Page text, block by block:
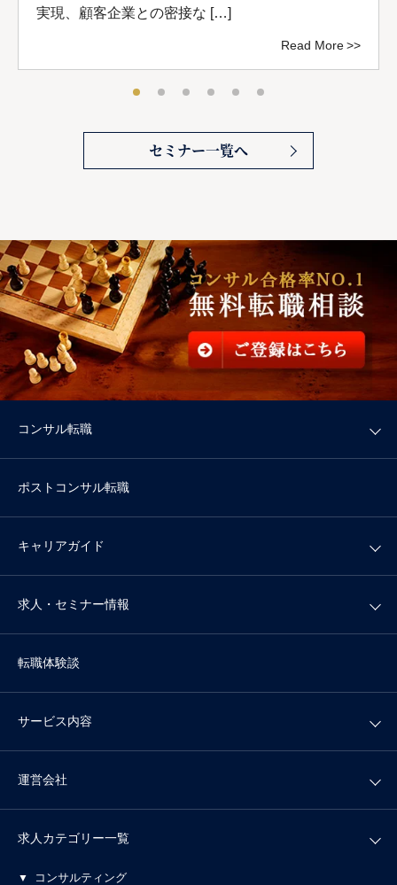
実現、顧客企業との密接な […]
Read More
セミナー一覧へ
コンサル転職
ポストコンサル転職
キャリアガイド
求人・セミナー情報
転職体験談
サービス内容
運営会社
求人カテゴリー一覧
コンサルティング